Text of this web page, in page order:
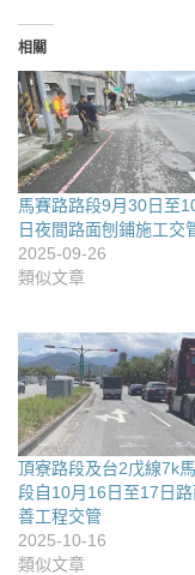
相關
馬賽路路段9月30日至
日夜間路面刨鋪施工交
2025-09-26
類似文章
頂寮路段及台2戊線7k
段自10月16日至17日
善工程交管
2025-10-16
類似文章